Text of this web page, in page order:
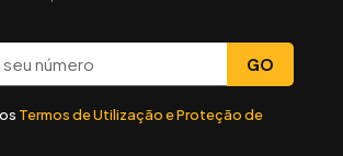
Termos de Utilização e Proteção de